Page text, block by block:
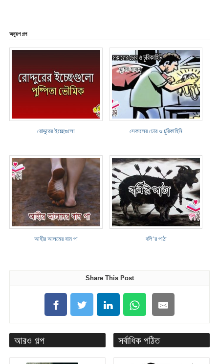
অনুরূপ গল্প
রোদ্দুরের ইচ্ছেগুলো সেকালের চোর ও চুরিকাহিনি
আহীর আলমের বাম পা বলি’র পাঠা
Share This Post
আরও গল্প সর্বাধিক পঠিত